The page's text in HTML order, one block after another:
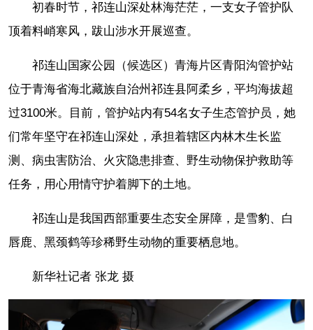
初春时节，祁连山深处林海茫茫，一支女子管护队
顶着料峭寒风，跋山涉水开展巡查。
祁连山国家公园（候选区）青海片区青阳沟管护站
位于青海省海北藏族自治州祁连县阿柔乡，平均海拔超
过3100米。目前，管护站内有54名女子生态管护员，她
们常年坚守在祁连山深处，承担着辖区内林木生长监
测、病虫害防治、火灾隐患排查、野生动物保护救助等
任务，用心用情守护着脚下的土地。
祁连山是我国西部重要生态安全屏障，是雪豹、白
唇鹿、黑颈鹤等珍稀野生动物的重要栖息地。
新华社记者 张龙 摄